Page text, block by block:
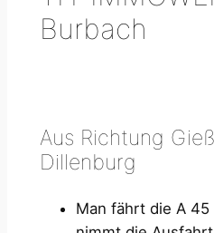
Burbach
Aus Richtung
Dillenburg
Man fährt die A